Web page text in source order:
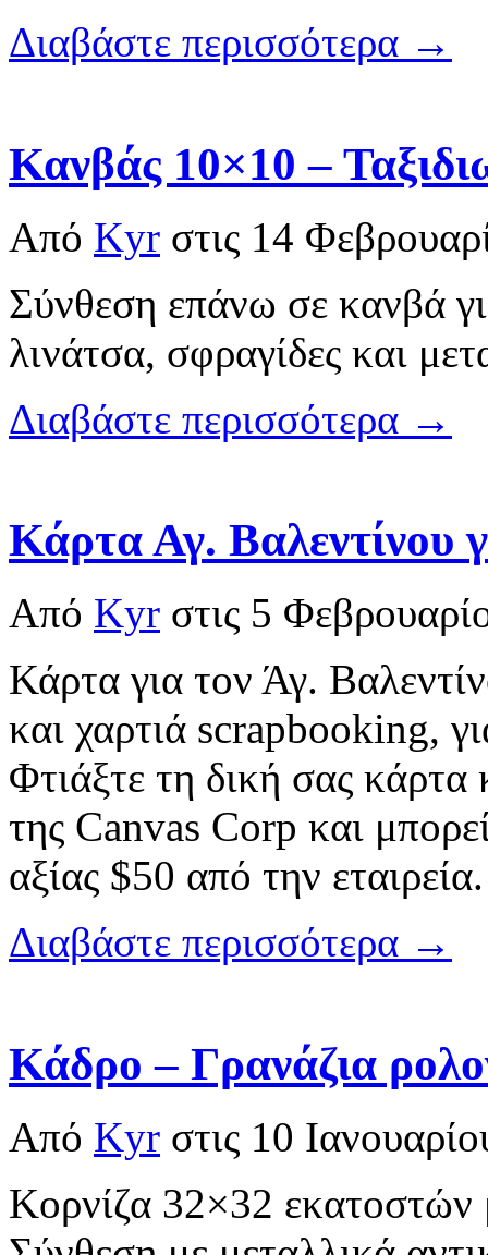
Διαβάστε περισσότερα →
Κανβάς 10×10 –
Από Kyr στις 14
Σύνθεση επάνω σε κανβά
λινάτσα, σφραγίδες και
Διαβάστε περισσότερα →
Κάρτα Αγ. Βαλεντίνου
Από Kyr στις 5
Κάρτα για τον Άγ.
και χαρτιά scrapbooking,
Φτιάξτε τη δική σας
της Canvas Corp και
αξίας $50 από την
Διαβάστε περισσότερα →
Κάδρο – Γρανάζια
Από Kyr στις 10
Κορνίζα 32×32 εκατοστών